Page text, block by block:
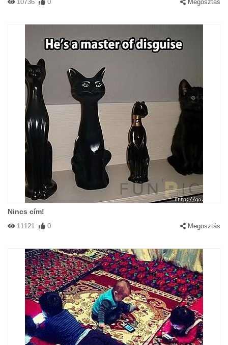
10736 0 Megosztás
Nincs cím!
11121 0 Megosztás